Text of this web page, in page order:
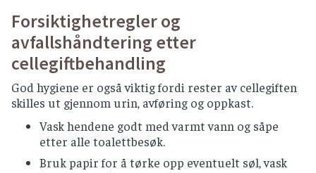
Anbefalinger for god
kjøkkenhygiene
KJØKKENREDSKAPER
Bytt redskaper mellom håndtering av ulike
råvarer for å forhindre krysskontaminering.
Vask over flater på kjøkken ofte.
Bytt klut ofte og vask kluten på minst 65 °C, ev.
legg i klor over natten.
Forsiktighetregler og
avfallshåndtering etter
cellegiftbehandling
God hygiene er også viktig fordi rester av cellegiften
skilles ut gjennom urin, avføring og oppkast.
Vask hendene godt med varmt vann og såpe
etter alle toalettbesøk.
Bruk papir for å tørke opp eventuelt søl, vask